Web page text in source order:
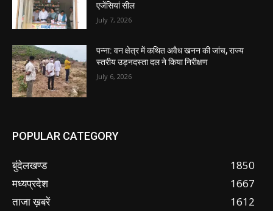
एजेंसियां सील
July 7, 2026
पन्ना: वन क्षेत्र में कथित अवैध खनन की जांच, राज्य
स्तरीय उड़नदस्ता दल ने किया निरीक्षण
July 6, 2026
POPULAR CATEGORY
बुंदेलखण्ड
1850
मध्यप्रदेश
1667
ताजा ख़बरें
1612